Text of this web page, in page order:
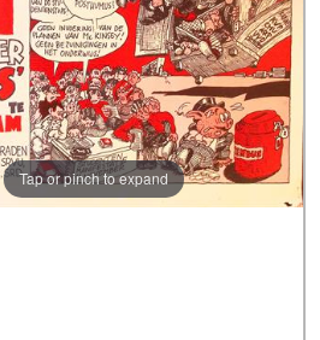
Tap or pinch to expand